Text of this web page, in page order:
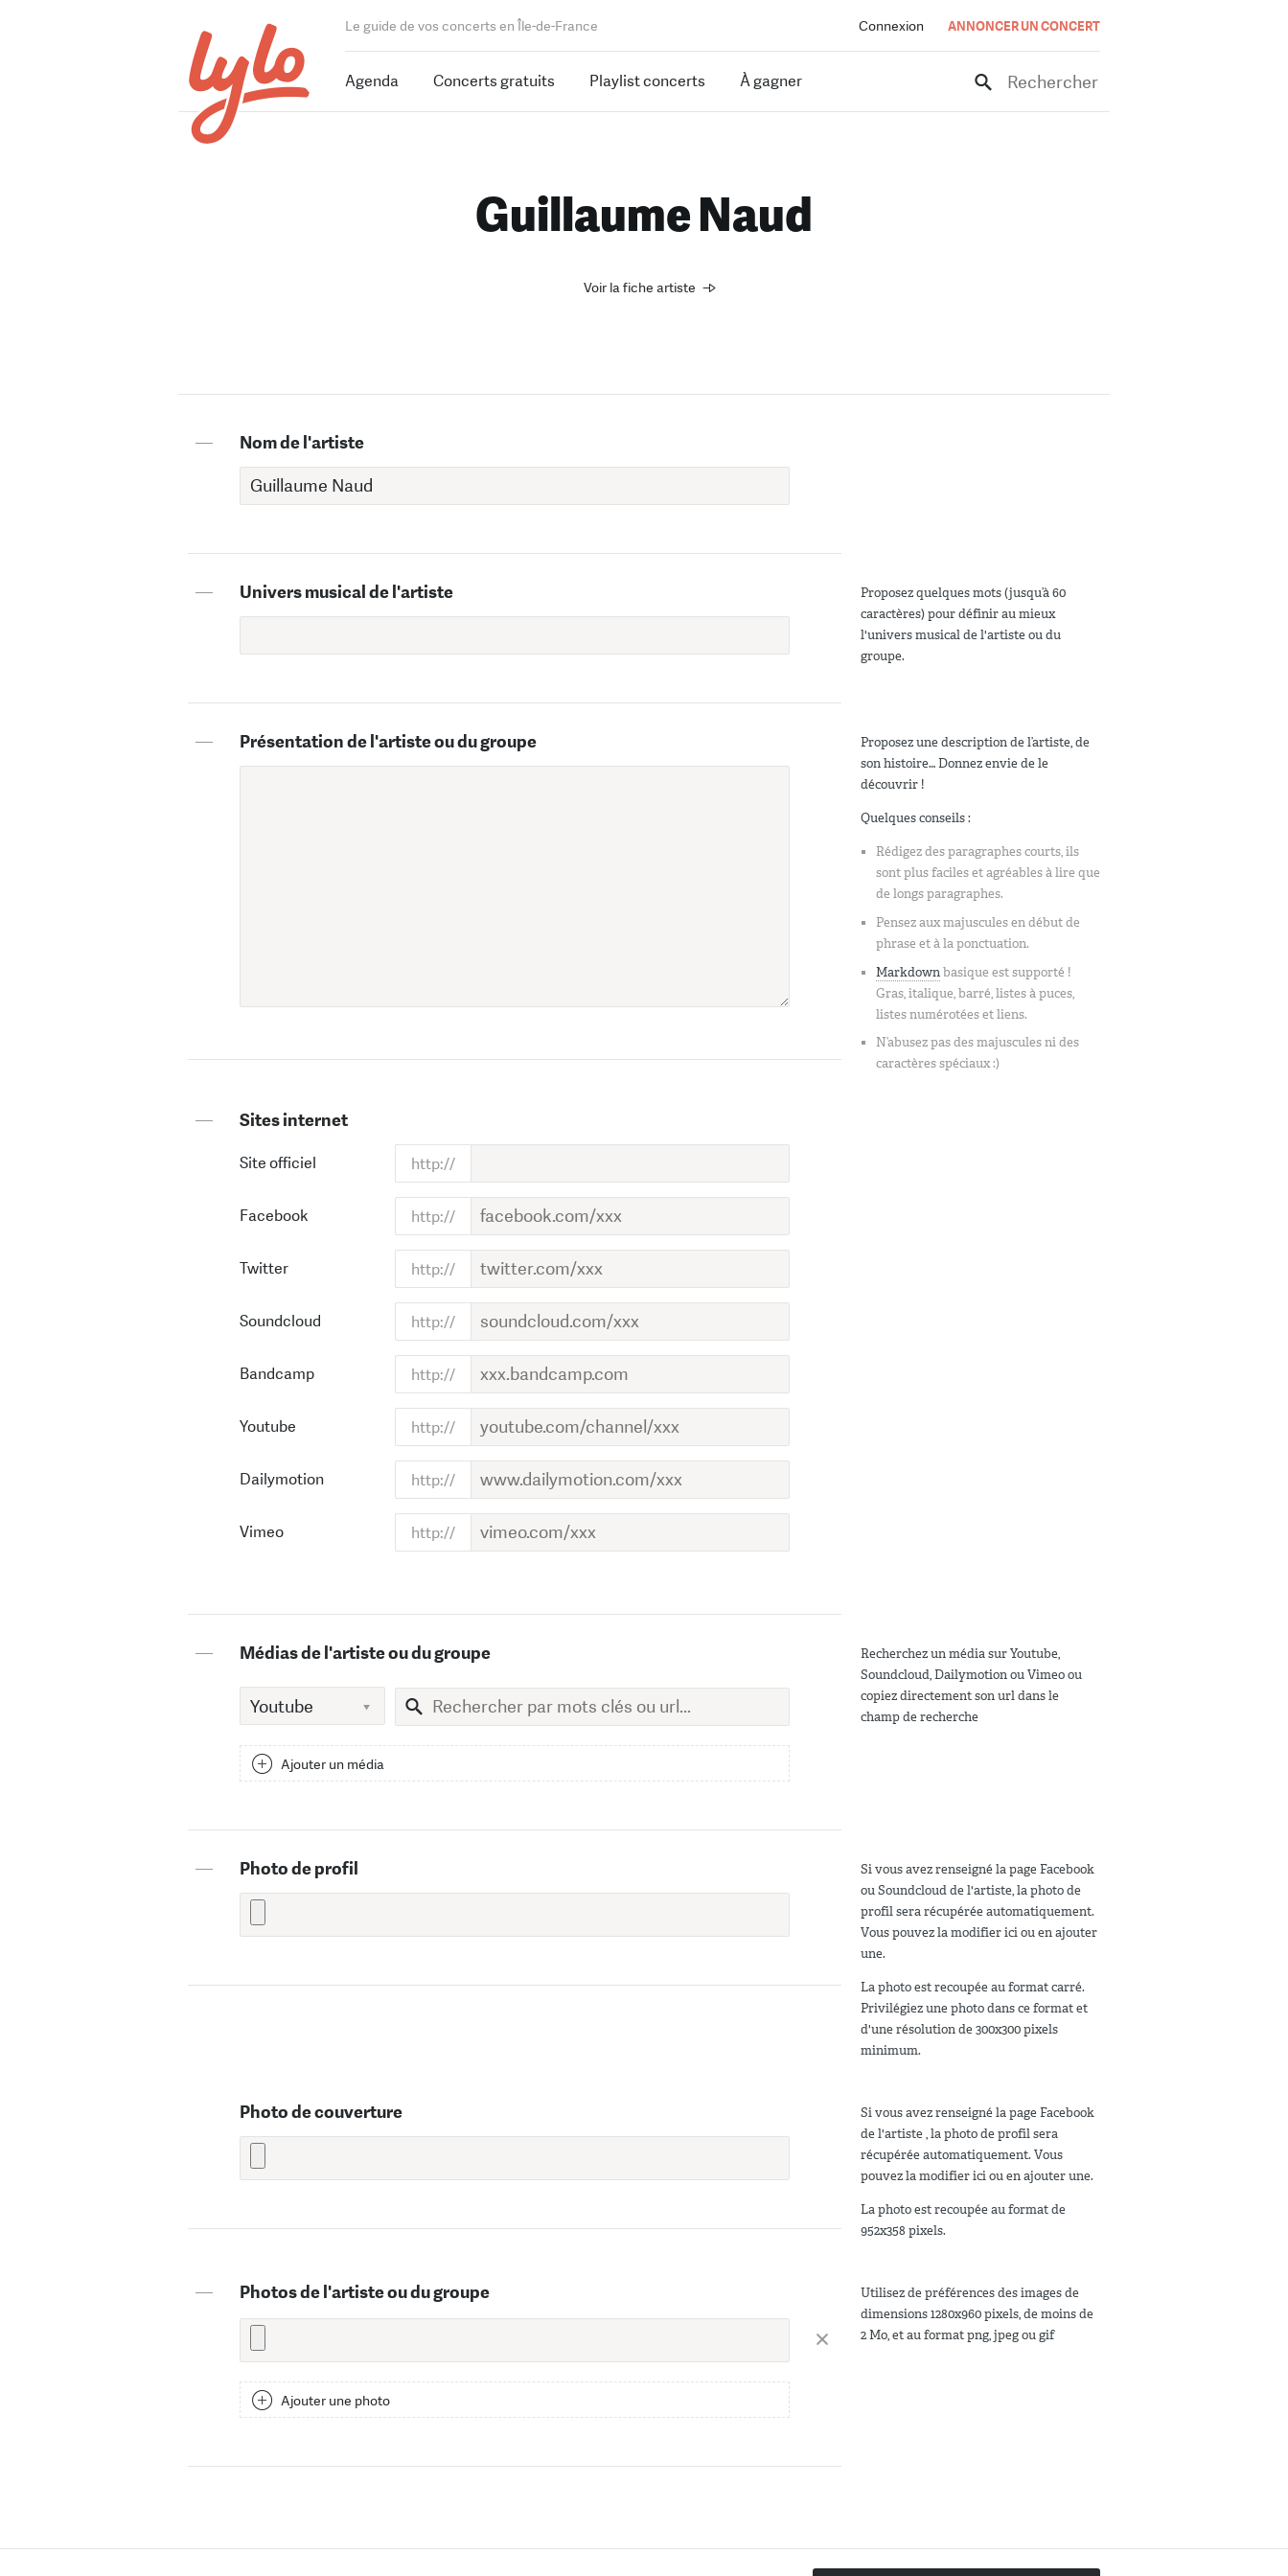
Connexion ANNONCER UN CONCERT
Le guide de vos concerts en Île-de-France
Agenda Concerts gratuits Playlist concerts À gagner Rechercher
Guillaume Naud
Voir la fiche artiste
— Nom de l'artiste
— Univers musical de l'artiste
Proposez quelques mots (jusqu’à 60
caractères) pour définir au mieux
l'univers musical de l'artiste ou du
groupe.
— Présentation de l'artiste ou du groupe
Proposez une description de l’artiste, de
son histoire… Donnez envie de le
découvrir !
Quelques conseils :
Rédigez des paragraphes courts, ils
sont plus faciles et agréables à lire que
de longs paragraphes.
Pensez aux majuscules en début de
phrase et à la ponctuation.
Markdownbasique est supporté !
Gras, italique, barré, listes à puces,
listes numérotées et liens.
N’abusez pas des majuscules ni des
caractères spéciaux :)
— Sites internet
Site officiel
Facebook
Twitter
Soundcloud
Bandcamp
Youtube
Dailymotion
Vimeo
— Médias de l'artiste ou du groupe
Ajouter un média
Recherchez un média sur Youtube,
Soundcloud, Dailymotion ou Vimeo ou
copiez directement son url dans le
champ de recherche
— Photo de profil
Si vous avez renseigné la page Facebook
ou Soundcloud de l'artiste, la photo de
profil sera récupérée automatiquement.
Vous pouvez la modifier ici ou en ajouter
une.
La photo est recoupée au format carré.
Privilégiez une photo dans ce format et
d'une résolution de 300x300 pixels
minimum.
Photo de couverture
Si vous avez renseigné la page Facebook
de l'artiste , la photo de profil sera
récupérée automatiquement. Vous
pouvez la modifier ici ou en ajouter une.
La photo est recoupée au format de
952x358 pixels.
— Photos de l'artiste ou du groupe
Ajouter une photo
Utilisez de préférences des images de
dimensions 1280x960 pixels, de moins de
2 Mo, et au format png, jpeg ou gif